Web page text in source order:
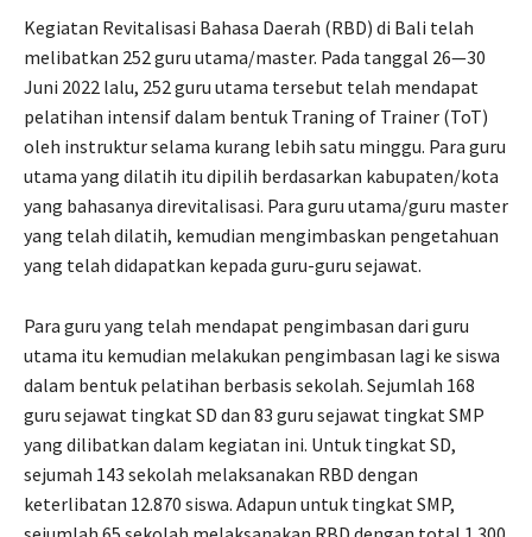
Kegiatan Revitalisasi Bahasa Daerah (RBD) di Bali telah
melibatkan 252 guru utama/master. Pada tanggal 26—30
Juni 2022 lalu, 252 guru utama tersebut telah mendapat
pelatihan intensif dalam bentuk Traning of Trainer (ToT)
oleh instruktur selama kurang lebih satu minggu. Para guru
utama yang dilatih itu dipilih berdasarkan kabupaten/kota
yang bahasanya direvitalisasi. Para guru utama/guru master
yang telah dilatih, kemudian mengimbaskan pengetahuan
yang telah didapatkan kepada guru-guru sejawat.
Para guru yang telah mendapat pengimbasan dari guru
utama itu kemudian melakukan pengimbasan lagi ke siswa
dalam bentuk pelatihan berbasis sekolah. Sejumlah 168
guru sejawat tingkat SD dan 83 guru sejawat tingkat SMP
yang dilibatkan dalam kegiatan ini. Untuk tingkat SD,
sejumah 143 sekolah melaksanakan RBD dengan
keterlibatan 12.870 siswa. Adapun untuk tingkat SMP,